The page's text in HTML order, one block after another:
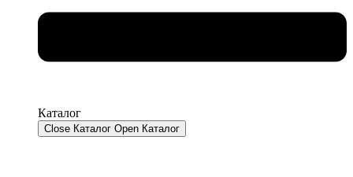
Каталог
Close Каталог Open Каталог